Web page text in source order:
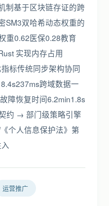
制基于区块链存证的跨
SM3双哈希动态权重的
重0.62医保0.28教育
实现内存占用
标传统同步架构协同
跨域数据一
障恢复时间6.2min1.8s
约 → 部门级策略引擎
个人信息保护法》第
运营推广